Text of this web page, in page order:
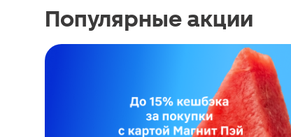
Популярные акции